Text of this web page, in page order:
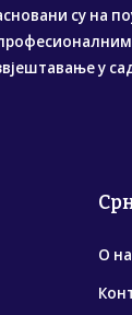
су на
у
О